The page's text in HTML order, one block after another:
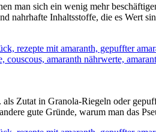
man sich ein wenig mehr
nahrhafte Inhaltsstoffe, die es Wert
Zutat in Granola-Riegeln oder
gute Gründe, warum man das